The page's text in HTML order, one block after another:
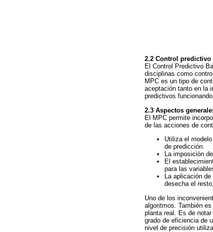
2.2 Control
El Control Predictivo
disciplinas como
MPC es un tipo de
aceptación tanto en la
predictivos
2.3 Aspectos
El MPC permite
de las acciones de
Utiliza el
de predicción.
La imposición
El
para las
La aplicación
desecha el
Uno de los
algoritmos. También
planta real. Es de
grado de eficiencia de
nivel de precisión